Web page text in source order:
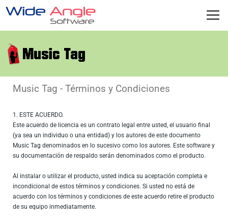
Music Tag - Términos y Condiciones
1. ESTE ACUERDO.
Este acuerdo de licencia es un contrato legal entre usted, el usuario final
(ya sea un individuo o una entidad) y los autores de este documento
Music Tag denominados en lo sucesivo como los autores. Este software y
su documentación de respaldo serán denominados como el producto.
Al instalar o utilizar el producto, usted indica su aceptación completa e
incondicional de estos términos y condiciones. Si usted no está de
acuerdo con los términos y condiciones de este acuerdo retire el producto
de su equipo inmediatamente.